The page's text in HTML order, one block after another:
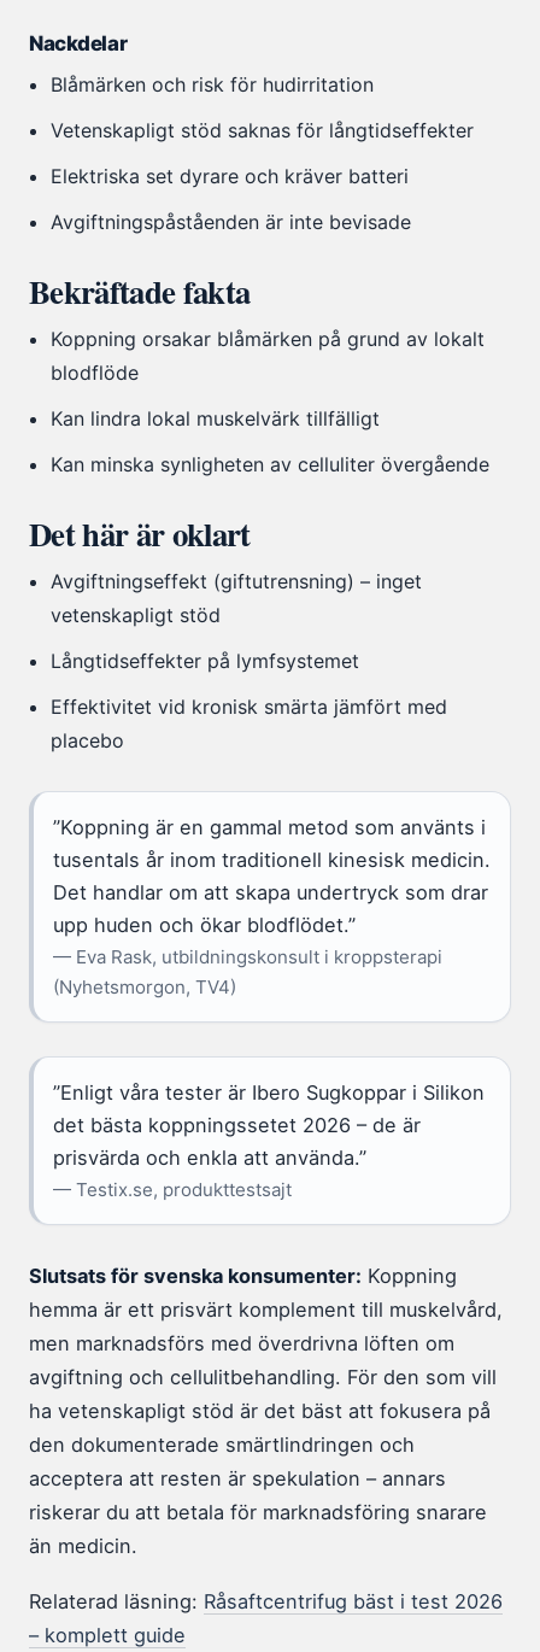
Nackdelar
Blåmärken och risk för hudirritation
Vetenskapligt stöd saknas för långtidseffekter
Elektriska set dyrare och kräver batteri
Avgiftningspåståenden är inte bevisade
Bekräftade fakta
Koppning orsakar blåmärken på grund av lokalt
blodflöde
Kan lindra lokal muskelvärk tillfälligt
Kan minska synligheten av celluliter övergående
Det här är oklart
Avgiftningseffekt (giftutrensning) – inget
vetenskapligt stöd
Långtidseffekter på lymfsystemet
Effektivitet vid kronisk smärta jämfört med
placebo
”Koppning är en gammal metod som använts i
tusentals år inom traditionell kinesisk medicin.
Det handlar om att skapa undertryck som drar
upp huden och ökar blodflödet.”
— Eva Rask, utbildningskonsult i kroppsterapi
(Nyhetsmorgon, TV4)
”Enligt våra tester är Ibero Sugkoppar i Silikon
det bästa koppningssetet 2026 – de är
prisvärda och enkla att använda.”
— Testix.se, produkttestsajt
Slutsats för svenska konsumenter: Koppning
hemma är ett prisvärt komplement till muskelvård,
men marknadsförs med överdrivna löften om
avgiftning och cellulitbehandling. För den som vill
ha vetenskapligt stöd är det bäst att fokusera på
den dokumenterade smärtlindringen och
acceptera att resten är spekulation – annars
riskerar du att betala för marknadsföring snarare
än medicin.
Relaterad läsning: Råsaftcentrifug bäst i test 2026
– komplett guide